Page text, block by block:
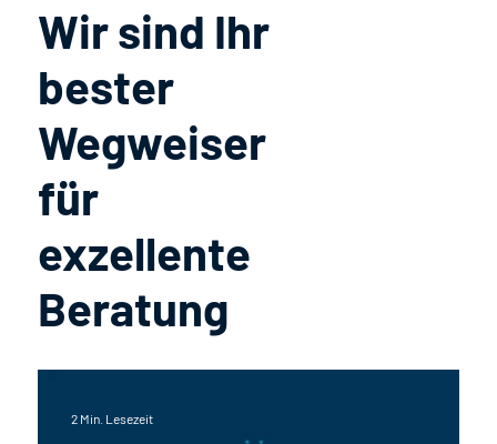
Wir sind Ihr
bester
Wegweiser
für
exzellente
Beratung
2 Min. Lesezeit